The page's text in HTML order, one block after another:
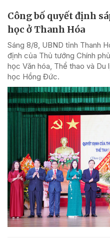
Công bố quyết định
học ở Thanh Hóa
Sáng 8/8, UBND tỉnh Thanh
định của Thủ tướng Chính
học Văn hóa, Thể thao và
học Hồng Đức.